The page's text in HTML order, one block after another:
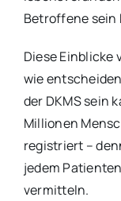
Betroffene sein
Diese Einblicke
wie
der DKMS sein
Millionen
registriert –
jedem
vermitteln.